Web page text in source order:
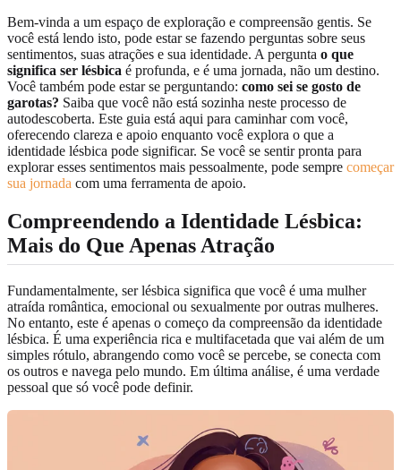
Bem-vinda a um espaço de exploração e compreensão gentis. Se
você está lendo isto, pode estar se fazendo perguntas sobre seus
sentimentos, suas atrações e sua identidade. A pergunta o que
significa ser lésbica é profunda, e é uma jornada, não um destino.
Você também pode estar se perguntando: como sei se gosto de
garotas? Saiba que você não está sozinha neste processo de
autodescoberta. Este guia está aqui para caminhar com você,
oferecendo clareza e apoio enquanto você explora o que a
identidade lésbica pode significar. Se você se sentir pronta para
explorar esses sentimentos mais pessoalmente, pode sempre começar
sua jornada com uma ferramenta de apoio.
Compreendendo a Identidade Lésbica:
Mais do Que Apenas Atração
Fundamentalmente, ser lésbica significa que você é uma mulher
atraída romântica, emocional ou sexualmente por outras mulheres.
No entanto, este é apenas o começo da compreensão da identidade
lésbica. É uma experiência rica e multifacetada que vai além de um
simples rótulo, abrangendo como você se percebe, se conecta com
os outros e navega pelo mundo. Em última análise, é uma verdade
pessoal que só você pode definir.